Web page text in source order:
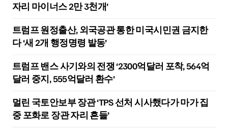
자리 마이너스 2만 3천개’
트럼프 원정출산, 외국공관 통한 미국시민권 금지한
다 ‘새 2개 행정명령 발동’
트럼프 밴스 사기와의 전쟁 ‘2300억달러 포착, 564억
달러 중지, 555억달러 환수’
멀린 국토안보부 장관 ‘TPS 선처 시사했다가 마가 집
중 포화로 장관 자리 흔들’